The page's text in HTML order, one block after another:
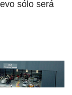
sólo será